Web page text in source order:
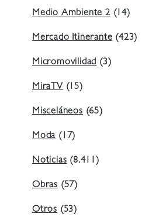
Medio Ambiente 2(14)
Mercado Itinerante(423)
Micromovilidad(3)
MiraTV(15)
Misceláneos(65)
Moda(17)
Noticias(8.411)
Obras (57)
Otros (53)